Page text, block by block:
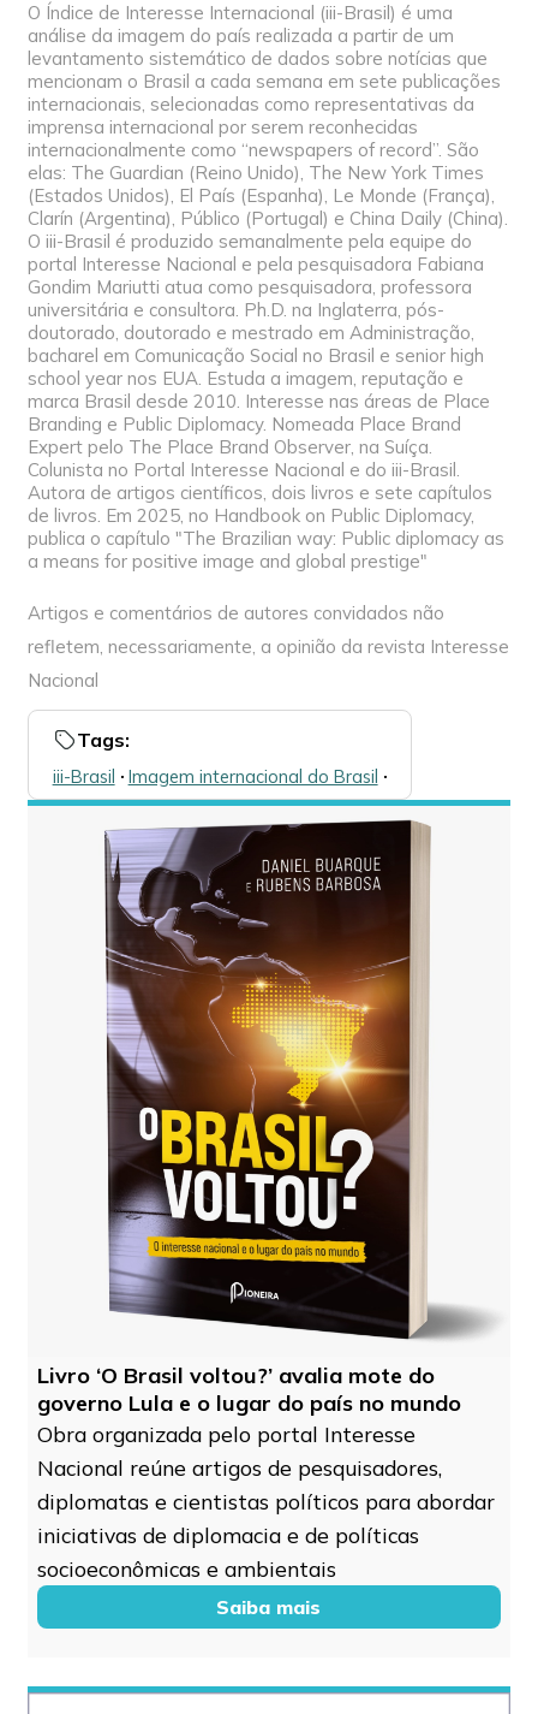
O Índice de Interesse Internacional (iii-Brasil) é uma
análise da imagem do país realizada a partir de um
levantamento sistemático de dados sobre notícias que
mencionam o Brasil a cada semana em sete publicações
internacionais, selecionadas como representativas da
imprensa internacional por serem reconhecidas
internacionalmente como “newspapers of record”. São
elas: The Guardian (Reino Unido), The New York Times
(Estados Unidos), El País (Espanha), Le Monde (França),
Clarín (Argentina), Público (Portugal) e China Daily (China).
O iii-Brasil é produzido semanalmente pela equipe do
portal Interesse Nacional e pela pesquisadora Fabiana
Gondim Mariutti atua como pesquisadora, professora
universitária e consultora. Ph.D. na Inglaterra, pós-
doutorado, doutorado e mestrado em Administração,
bacharel em Comunicação Social no Brasil e senior high
school year nos EUA. Estuda a imagem, reputação e
marca Brasil desde 2010. Interesse nas áreas de Place
Branding e Public Diplomacy. Nomeada Place Brand
Expert pelo The Place Brand Observer, na Suíça.
Colunista no Portal Interesse Nacional e do iii-Brasil.
Autora de artigos científicos, dois livros e sete capítulos
de livros. Em 2025, no Handbook on Public Diplomacy,
publica o capítulo "The Brazilian way: Public diplomacy as
a means for positive image and global prestige"
Artigos e comentários de autores convidados não
refletem, necessariamente, a opinião da revista Interesse
Nacional
Tags:
iii-Brasil 🞌 Imagem internacional do Brasil 🞌
Livro ‘O Brasil voltou?’ avalia mote do
governo Lula e o lugar do país no mundo
Obra organizada pelo portal Interesse
Nacional reúne artigos de pesquisadores,
diplomatas e cientistas políticos para abordar
iniciativas de diplomacia e de políticas
socioeconômicas e ambientais
Saiba mais